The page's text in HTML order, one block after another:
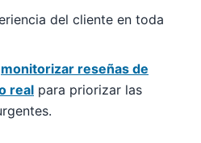
del cliente en toda
monitorizar reseñas de
real para priorizar las